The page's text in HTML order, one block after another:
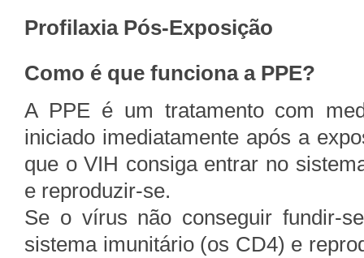
Profilaxia Pós-Exposição
Como é que funciona a PPE?
A PPE é um tratamento com
iniciado imediatamente após a
que o VIH consiga entrar no
e reproduzir-se.
Se o vírus não conseguir fundir-
sistema imunitário (os CD4) e